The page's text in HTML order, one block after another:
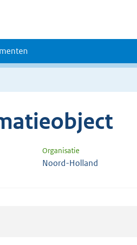
Organisatie
Noord-Holland